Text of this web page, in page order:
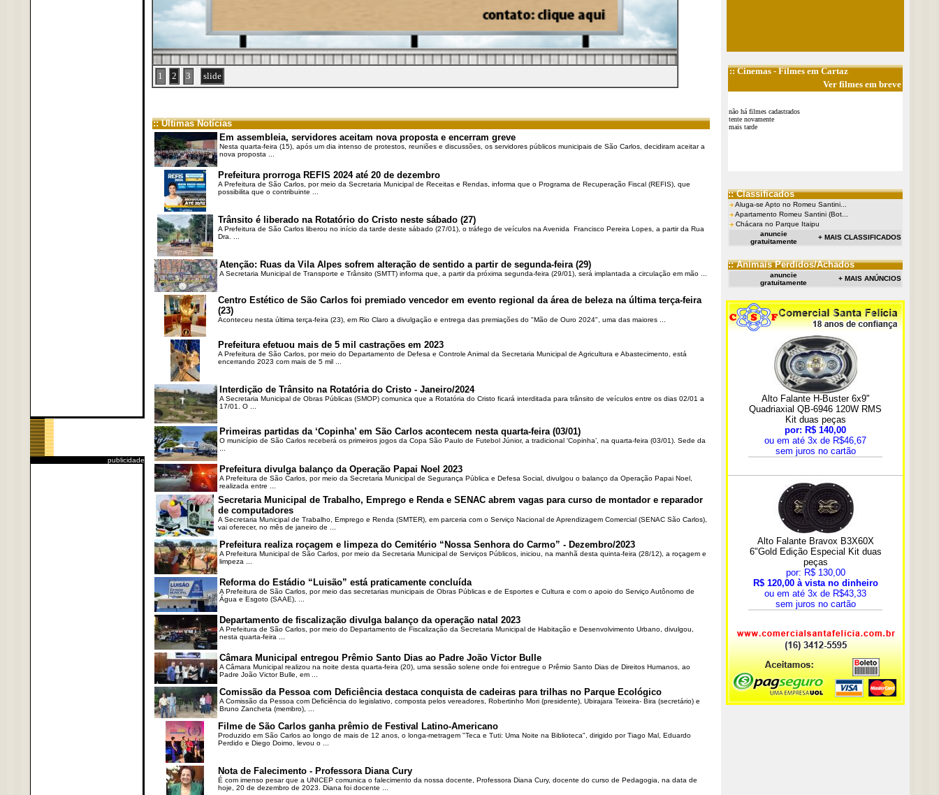
publicidade
1 2 3 slide
:: Últimas Notícias
Em assembleia, servidores aceitam nova proposta e encerram greve
Nesta quarta-feira (15), após um dia intenso de protestos, reuniões e discussões, os servidores públicos municipais de São Carlos, decidiram aceitar a
nova proposta ...
Prefeitura prorroga REFIS 2024 até 20 de dezembro
A Prefeitura de São Carlos, por meio da Secretaria Municipal de Receitas e Rendas, informa que o Programa de Recuperação Fiscal (REFIS), que
possibilita que o contribuinte ...
Trânsito é liberado na Rotatório do Cristo neste sábado (27)
A Prefeitura de São Carlos liberou no início da tarde deste sábado (27/01), o tráfego de veículos na Avenida Francisco Pereira Lopes, a partir da Rua
Dra. ...
Atenção: Ruas da Vila Alpes sofrem alteração de sentido a partir de segunda-feira (29)
A Secretaria Municipal de Transporte e Trânsito (SMTT) informa que, a partir da próxima segunda-feira (29/01), será implantada a circulação em mão ...
Centro Estético de São Carlos foi premiado vencedor em evento regional da área de beleza na última terça-feira
(23)
Aconteceu nesta última terça-feira (23), em Rio Claro a divulgação e entrega das premiações do "Mão de Ouro 2024", uma das maiores ...
Prefeitura efetuou mais de 5 mil castrações em 2023
A Prefeitura de São Carlos, por meio do Departamento de Defesa e Controle Animal da Secretaria Municipal de Agricultura e Abastecimento, está
encerrando 2023 com mais de 5 mil ...
Interdição de Trânsito na Rotatória do Cristo - Janeiro/2024
A Secretaria Municipal de Obras Públicas (SMOP) comunica que a Rotatória do Cristo ficará interditada para trânsito de veículos entre os dias 02/01 a
17/01. O ...
Primeiras partidas da ‘Copinha’ em São Carlos acontecem nesta quarta-feira (03/01)
O município de São Carlos receberá os primeiros jogos da Copa São Paulo de Futebol Júnior, a tradicional ‘Copinha’, na quarta-feira (03/01). Sede da
Prefeitura divulga balanço da Operação Papai Noel 2023
A Prefeitura de São Carlos, por meio da Secretaria Municipal de Segurança Pública e Defesa Social, divulgou o balanço da Operação Papai Noel,
realizada entre ...
Secretaria Municipal de Trabalho, Emprego e Renda e SENAC abrem vagas para curso de montador e reparador
de computadores
A Secretaria Municipal de Trabalho, Emprego e Renda (SMTER), em parceria com o Serviço Nacional de Aprendizagem Comercial (SENAC São Carlos),
vai oferecer, no mês de janeiro de ...
Prefeitura realiza roçagem e limpeza do Cemitério “Nossa Senhora do Carmo” - Dezembro/2023
A Prefeitura Municipal de São Carlos, por meio da Secretaria Municipal de Serviços Públicos, iniciou, na manhã desta quinta-feira (28/12), a roçagem e
limpeza ...
Reforma do Estádio “Luisão” está praticamente concluída
A Prefeitura de São Carlos, por meio das secretarias municipais de Obras Públicas e de Esportes e Cultura e com o apoio do Serviço Autônomo de
Água e Esgoto (SAAE), ...
Departamento de fiscalização divulga balanço da operação natal 2023
A Prefeitura de São Carlos, por meio do Departamento de Fiscalização da Secretaria Municipal de Habitação e Desenvolvimento Urbano, divulgou,
nesta quarta-feira ...
Câmara Municipal entregou Prêmio Santo Dias ao Padre João Victor Bulle
A Câmara Municipal realizou na noite desta quarta-feira (20), uma sessão solene onde foi entregue o Prêmio Santo Dias de Direitos Humanos, ao
Padre João Victor Bulle, em ...
Comissão da Pessoa com Deficiência destaca conquista de cadeiras para trilhas no Parque Ecológico
A Comissão da Pessoa com Deficiência do legislativo, composta pelos vereadores, Robertinho Mori (presidente), Ubirajara Teixeira- Bira (secretário) e
Bruno Zancheta (membro), ...
Filme de São Carlos ganha prêmio de Festival Latino-Americano
Produzido em São Carlos ao longo de mais de 12 anos, o longa-metragem "Teca e Tuti: Uma Noite na Biblioteca", dirigido por Tiago Mal, Eduardo
Perdido e Diego Doimo, levou o ...
Nota de Falecimento - Professora Diana Cury
É com imenso pesar que a UNICEP comunica o falecimento da nossa docente, Professora Diana Cury, docente do curso de Pedagogia, na data de
hoje, 20 de dezembro de 2023. Diana foi docente ...
::Cinemas- Filmes em Cartaz
Ver filmes em breve
não há filmes cadastrados
tente novamente
mais tarde
:: Classificados
Aluga-se Apto no Romeu Santini...
Apartamento Romeu Santini (Bot...
Chácara no Parque Itaipu
anuncie
gratuitamente
+ MAIS CLASSIFICADOS
:: Animais Perdidos/Achados
anuncie
gratuitamente
+ MAIS ANÚNCIOS